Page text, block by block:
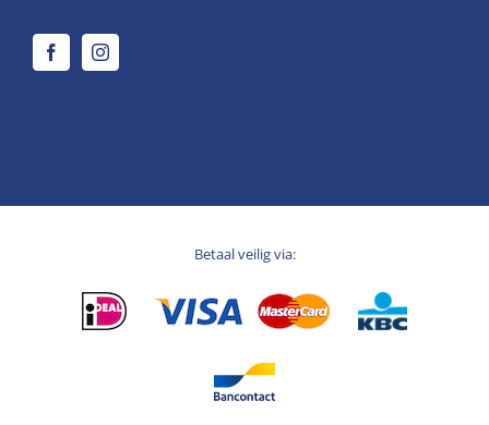
Betaal veilig via: